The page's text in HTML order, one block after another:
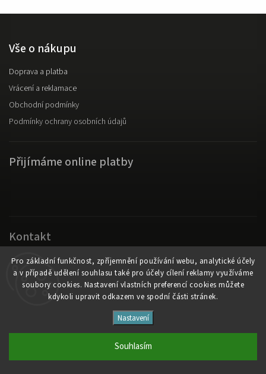
Pro základní funkčnost, zpříjemnění používání webu, analytické účely
a v případě udělení souhlasu také pro účely cílení reklamy využíváme
soubory cookies. Nastavení vlastních preferencí cookies můžete
kdykoli upravit odkazem ve spodní části stránek.
Nastavení
Souhlasím
Vše o nákupu
Doprava a platba
Vrácení a reklamace
Obchodní podmínky
Podmínky ochrany osobních údajů
Přijímáme online platby
Kontakt
Original Fanswear
@ originalfanswear.cz
Original Fanswear. Všechna práva vyhrazena.